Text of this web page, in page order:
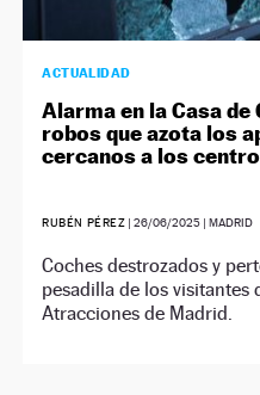
ACTUALIDAD
Alarma en la Casa de
robos que azota los
cercanos a los
RUBÉN PÉREZ |26/06/2025 | MADRID
Coches destrozados y
pesadilla de los visitantes
Atracciones de Madrid.